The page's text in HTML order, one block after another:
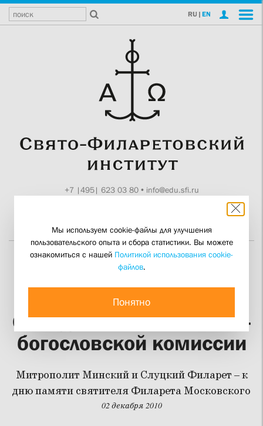
RU | EN
+7 |495| 623 03 80• info@edu.sfi.ru
Приветствие
председателя
Синодальной Библейско-
богословской комиссии
Митрополит Минский и Слуцкий Филарет – к
дню памяти святителя Филарета Московского
02 декабря 2010
Мы используем cookie-файлы для улучшения
пользовательского опыта и сбора статистики. Вы можете
ознакомиться с нашей Политикой использования cookie-
файлов.
Понятно